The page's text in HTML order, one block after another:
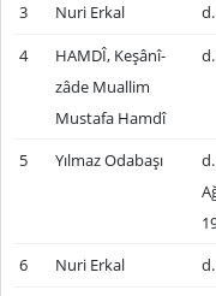
3 Nuri Erkal
4
HAMDÎ, Keşânî-
zâde Muallim
Mustafa Hamdî
5 Yılmaz Odabaşı
6 Nuri Erkal